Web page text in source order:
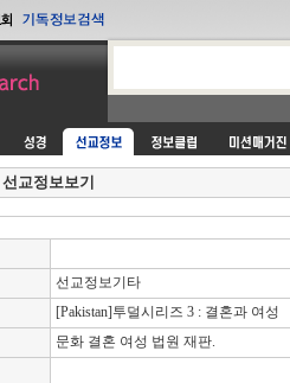
선교정보보기
선교정보기타
[Pakistan]투덜시리즈 3 : 결혼과 여성
문화 결혼 여성 법원 재판.